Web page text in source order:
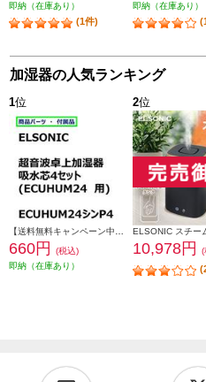
即納（在庫あり）
(1件)
即納（在庫あり）
加湿器の人気ランキング
1位
660円
(税込)
即納（在庫あり）
2位
10,978円 (